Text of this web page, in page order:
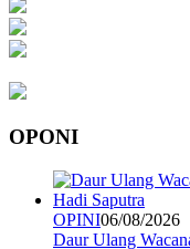
OPONI
OPINI06/08/2026
Daur Ulang